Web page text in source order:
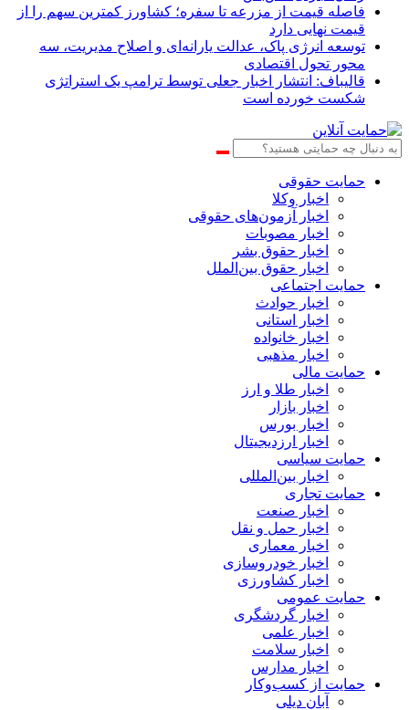
فاصله قیمت از مزرعه تا سفره؛ کشاورز کمترین سهم را از
قیمت نهایی دارد
توسعه انرژی پاک، عدالت یارانه‌ای و اصلاح مدیریت، سه
محور تحول اقتصادی
قالیباف: انتشار اخبار جعلی توسط ترامپ یک استراتژی
شکست خورده است
حمایت حقوقی
اخبار وکلا
اخبار آزمون‌های حقوقی
اخبار مصوبات
اخبار حقوق بشر
اخبار حقوق بین‌الملل
حمایت اجتماعی
اخبار حوادث
اخبار استانی
اخبار خانواده
اخبار مذهبی
حمایت مالی
اخبار طلا و ارز
اخبار بازار
اخبار بورس
اخبار ارزدیجیتال
حمایت سیاسی
اخبار بین‌المللی
حمایت تجاری
اخبار صنعت
اخبار حمل و نقل
اخبار معماری
اخبار خودروسازی
اخبار کشاورزی
حمایت عمومی
اخبار گردشگری
اخبار علمی
اخبار سلامت
اخبار مدارس
حمایت از کسب‌وکار
آبان دیلی